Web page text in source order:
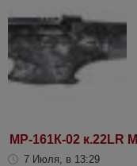
МР-161К-02 к.22LR
7 Июля, в 13:29